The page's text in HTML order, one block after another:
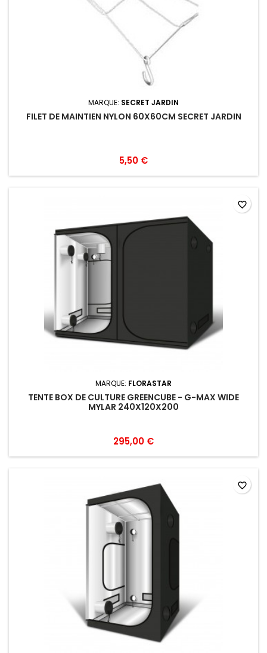
MARQUE: SECRET JARDIN
FILET DE MAINTIEN NYLON 60X60CM SECRET JARDIN
5,50 €
MARQUE: FLORASTAR
TENTE BOX DE CULTURE GREENCUBE - G-MAX WIDE
MYLAR 240X120X200
295,00 €
favorite_border
favorite_border